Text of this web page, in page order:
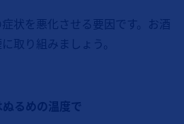
状を悪化させる要因です。お酒
取り組みましょう。
るめの温度で